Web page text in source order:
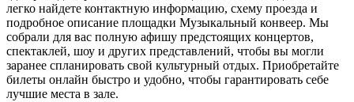
легко найдете контактную информацию, схему проезда и
подробное описание площадки Музыкальный конвеер. Мы
собрали для вас полную афишу предстоящих концертов,
спектаклей, шоу и других представлений, чтобы вы могли
заранее спланировать свой культурный отдых. Приобретайте
билеты онлайн быстро и удобно, чтобы гарантировать себе
лучшие места в зале.